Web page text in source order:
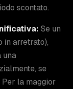
scontato.
Se un
in arretrato),
una
se
la maggior